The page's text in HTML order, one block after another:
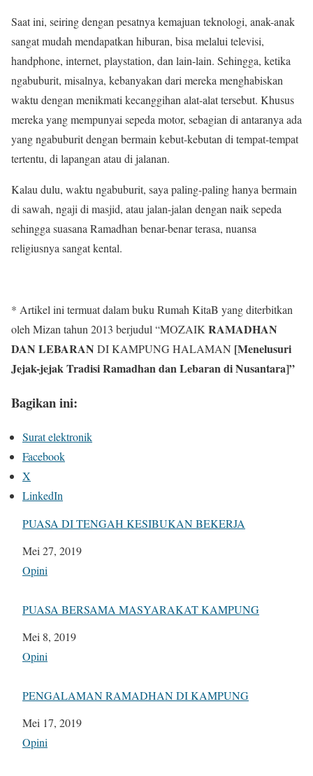
Saat ini, seiring dengan pesatnya kemajuan teknologi, anak-anak
sangat mudah mendapatkan hiburan, bisa melalui televisi,
handphone, internet, playstation, dan lain-lain. Sehingga, ketika
ngabuburit, misalnya, kebanyakan dari mereka menghabiskan
waktu dengan menikmati kecanggihan alat-alat tersebut. Khusus
mereka yang mempunyai sepeda motor, sebagian di antaranya ada
yang ngabuburit dengan bermain kebut-kebutan di tempat-tempat
tertentu, di lapangan atau di jalanan.
Kalau dulu, waktu ngabuburit, saya paling-paling hanya bermain
di sawah, ngaji di masjid, atau jalan-jalan dengan naik sepeda
sehingga suasana Ramadhan benar-benar terasa, nuansa
religiusnya sangat kental.
* Artikel ini termuat dalam buku Rumah KitaB yang diterbitkan
oleh Mizan tahun 2013 berjudul “MOZAIK RAMADHAN
DAN LEBARAN DI KAMPUNG HALAMAN [Menelusuri
Jejak-jejak Tradisi Ramadhan dan Lebaran di Nusantara]”
Bagikan ini:
Surat elektronik
Facebook
X
LinkedIn
PUASA DI TENGAH KESIBUKAN BEKERJA
Tanggal
Mei 27, 2019
Sehubungan dengan
Opini
PUASA BERSAMA MASYARAKAT KAMPUNG
Tanggal
Mei 8, 2019
Sehubungan dengan
Opini
PENGALAMAN RAMADHAN DI KAMPUNG
Tanggal
Mei 17, 2019
Sehubungan dengan
Opini